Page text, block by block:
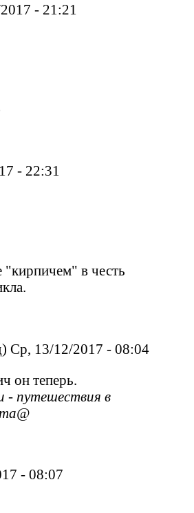
- 21:21
- 22:31
"кирпичем" в честь
Ср, 13/12/2017 - 08:04
он теперь.
- путешествия в
- 08:07